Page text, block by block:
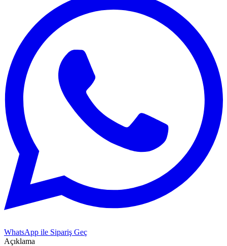
WhatsApp ile Sipariş Geç
Açıklama